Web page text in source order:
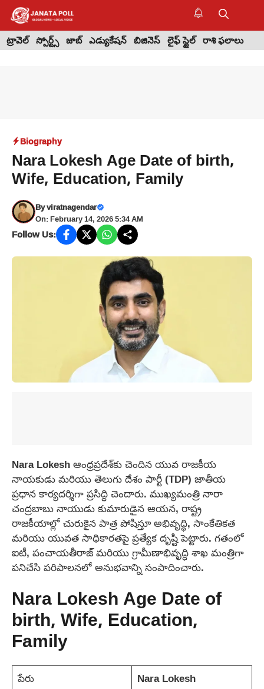
Skip
content
ట్రావెల్ స్పోర్ట్స్ జాబ్ ఎడ్యుకేషన్ బిజినెస్ లైఫ్ స్టైల్ రాశి ఫలాలు
Biography
Nara Lokesh Age Date of birth,
Wife, Education, Family
Byviratnagendar
On: February 14, 2026 5:34 AM
Follow Us:
Nara Lokesh ఆంధ్రప్రదేశ్‌కు చెందిన యువ రాజకీయ
నాయకుడు మరియు తెలుగు దేశం పార్టీ (TDP) జాతీయ
ప్రధాన కార్యదర్శిగా ప్రసిద్ధి చెందారు. ముఖ్యమంత్రి నారా
చంద్రబాబు నాయుడు కుమారుడైన ఆయన, రాష్ట్ర
రాజకీయాల్లో చురుకైన పాత్ర పోషిస్తూ అభివృద్ధి, సాంకేతికత
మరియు యువత సాధికారతపై ప్రత్యేక దృష్టి పెట్టారు. గతంలో
ఐటీ, పంచాయతీరాజ్ మరియు గ్రామీణాభివృద్ధి శాఖ మంత్రిగా
పనిచేసి పరిపాలనలో అనుభవాన్ని సంపాదించారు.
Nara Lokesh Age Date of
birth, Wife, Education,
Family
పేరు
Nara Lokesh